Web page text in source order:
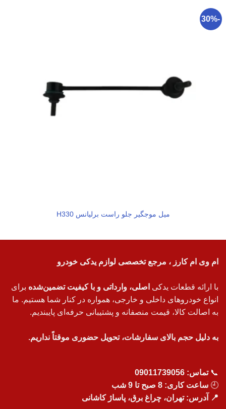
-30%
میل موجگیر جلو راست برلیانس H330
ام وی ام کارز ، مرجع تخصصی لوازم یدکی خودرو
با ارائه قطعات یدکی اصلی، وارداتی و با کیفیت تضمین‌شده برای
انواع خودروهای داخلی و خارجی، همواره در کنار شما هستیم. ما
به اصالت کالا، قیمت منصفانه و پشتیبانی حرفه‌ای پایبندیم.
به دلیل حجم بالای سفارشات، تحویل حضوری موقتاً نداریم.
📞تماس: 09011739056
🕘 ساعت کاری: 8 صبح تا 9 شب
📍 آدرس: تهران، چراغ برق، پاساژ کاشانی